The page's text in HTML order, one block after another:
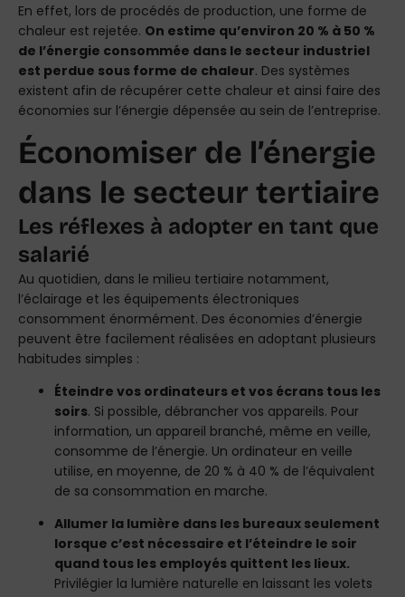
En effet, lors de procédés de production, une forme de
chaleur est rejetée. On estime qu’environ 20 % à 50 %
de l’énergie consommée dans le secteur industriel
est perdue sous forme de chaleur. Des systèmes
existent afin de récupérer cette chaleur et ainsi faire des
économies sur l’énergie dépensée au sein de l’entreprise.
Économiser de l’énergie
dans le secteur tertiaire
Les réflexes à adopter en tant que
salarié
Au quotidien, dans le milieu tertiaire notamment,
l’éclairage et les équipements électroniques
consomment énormément. Des économies d’énergie
peuvent être facilement réalisées en adoptant plusieurs
habitudes simples :
Éteindre vos ordinateurs et vos écrans tous les
soirs. Si possible, débrancher vos appareils. Pour
information, un appareil branché, même en veille,
consomme de l’énergie. Un ordinateur en veille
utilise, en moyenne, de 20 % à 40 % de l’équivalent
de sa consommation en marche.
Allumer la lumière dans les bureaux seulement
lorsque c’est nécessaire et l’éteindre le soir
quand tous les employés quittent les lieux.
Privilégier la lumière naturelle en laissant les volets